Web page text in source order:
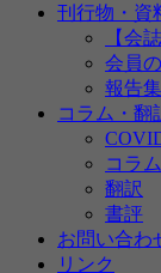
刊行物・資
【会
会員
報告集
コラム・翻
コラム
翻訳
書評
お問い合わ
リンク